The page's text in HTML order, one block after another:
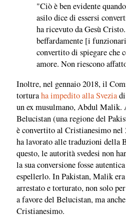
"Ciò è ben evidente
asilo dice di essersi
ha ricevuto da Gesù
beffardamente [i
convertito di spiegare che
amore. Non riescono
Inoltre, nel gennaio 2018, il
torturaha impedito alla Svezia
un ex musulmano, Abdul Malik.
Belucistan (una regione del
è convertito al Cristianesimo nel
ha lavorato alle traduzioni della
questo, le autorità svedesi non
la sua conversione fosse
espellerlo. In Pakistan, Malik
arrestato e torturato, non solo
a favore del Belucistan, ma
Cristianesimo.